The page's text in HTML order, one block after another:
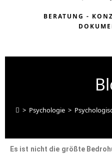
BERATUNG -
> Psychologie >
Es ist nicht die größte